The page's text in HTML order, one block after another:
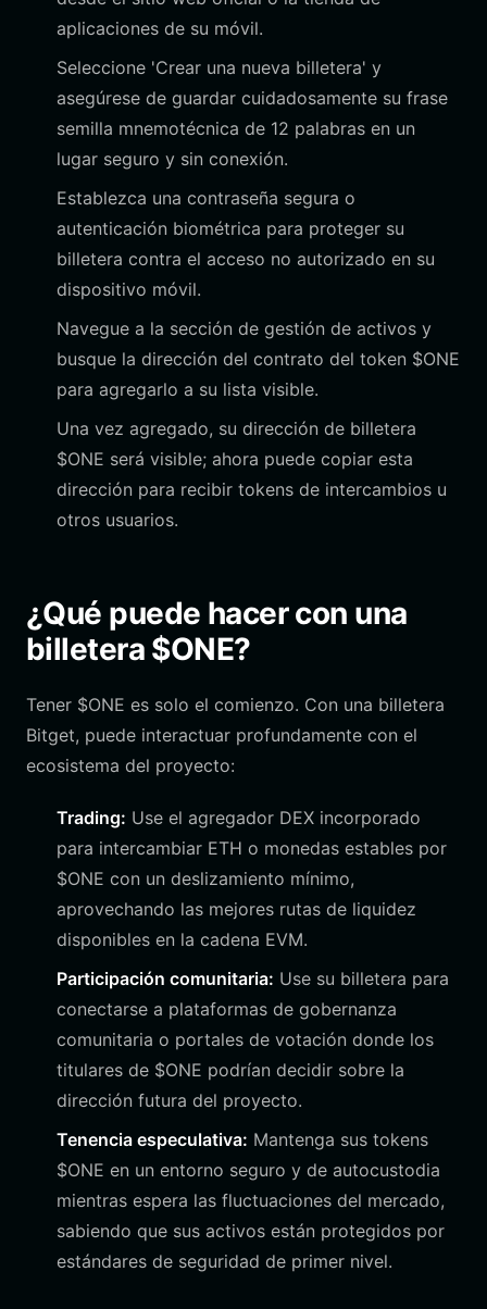
aplicaciones de su móvil.
Seleccione 'Crear una nueva billetera' y
asegúrese de guardar cuidadosamente su frase
semilla mnemotécnica de 12 palabras en un
lugar seguro y sin conexión.
Establezca una contraseña segura o
autenticación biométrica para proteger su
billetera contra el acceso no autorizado en su
dispositivo móvil.
Navegue a la sección de gestión de activos y
busque la dirección del contrato del token $ONE
para agregarlo a su lista visible.
Una vez agregado, su dirección de billetera
$ONE será visible; ahora puede copiar esta
dirección para recibir tokens de intercambios u
otros usuarios.
¿Qué puede hacer con una
billetera $ONE?
Tener $ONE es solo el comienzo. Con una billetera
Bitget, puede interactuar profundamente con el
ecosistema del proyecto:
Trading: Use el agregador DEX incorporado
para intercambiar ETH o monedas estables por
$ONE con un deslizamiento mínimo,
aprovechando las mejores rutas de liquidez
disponibles en la cadena EVM.
Participación comunitaria: Use su billetera para
conectarse a plataformas de gobernanza
comunitaria o portales de votación donde los
titulares de $ONE podrían decidir sobre la
dirección futura del proyecto.
Tenencia especulativa: Mantenga sus tokens
$ONE en un entorno seguro y de autocustodia
mientras espera las fluctuaciones del mercado,
sabiendo que sus activos están protegidos por
estándares de seguridad de primer nivel.